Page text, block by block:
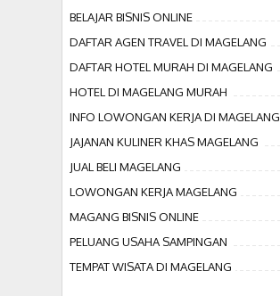
BELAJAR BISNIS ONLINE
DAFTAR AGEN TRAVEL DI MAGELANG
DAFTAR HOTEL MURAH DI MAGELANG
HOTEL DI MAGELANG MURAH
INFO LOWONGAN KERJA DI MAGELANG
JAJANAN KULINER KHAS MAGELANG
JUAL BELI MAGELANG
LOWONGAN KERJA MAGELANG
MAGANG BISNIS ONLINE
PELUANG USAHA SAMPINGAN
TEMPAT WISATA DI MAGELANG